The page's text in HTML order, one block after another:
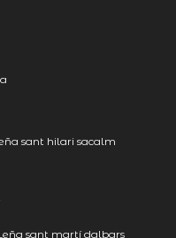
sant hilari sacalm
sant martí dalbars